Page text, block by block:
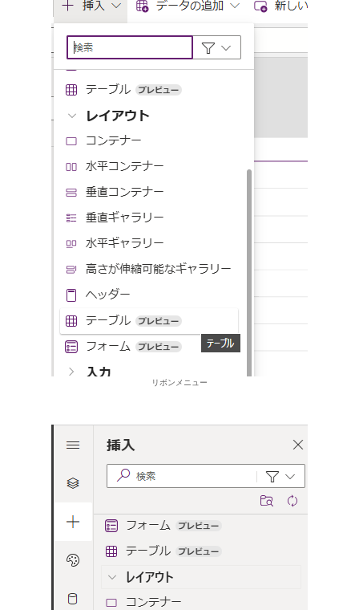
リボンメニュー